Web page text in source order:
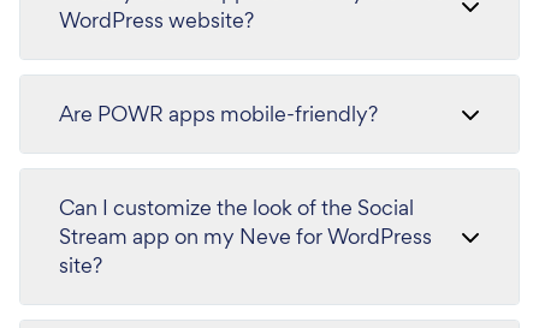
WordPress website?
Are POWR apps mobile-friendly?
Can I customize the look of the Social
Stream app on my Neve for WordPress
site?